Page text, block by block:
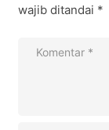
wajib ditandai *